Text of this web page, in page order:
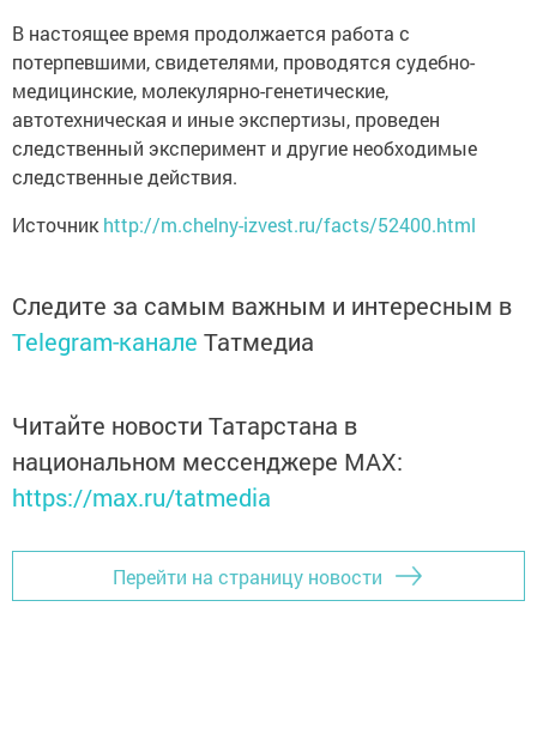
В настоящее время продолжается работа с
потерпевшими, свидетелями, проводятся судебно-
медицинские, молекулярно-генетические,
автотехническая и иные экспертизы, проведен
следственный эксперимент и другие необходимые
следственные действия.
Источникhttp://m.chelny-izvest.ru/facts/52400.html
Следите за самым важным и интересным в
Telegram-канале Татмедиа
Читайте новости Татарстана в
национальном мессенджере MАХ:
https://max.ru/tatmedia
Перейти на страницу новости